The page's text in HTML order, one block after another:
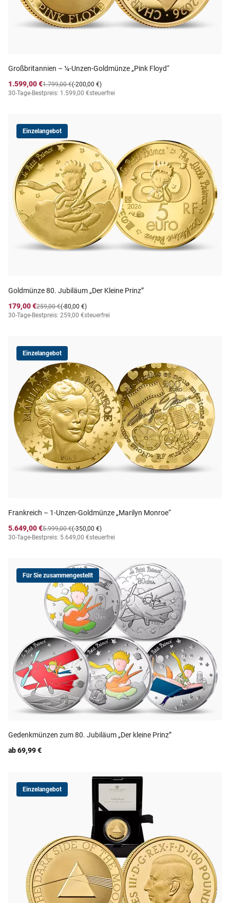
Großbritannien – ¼-Unzen-Goldmünze „Pink Floyd“
1.599,00 €
(-200,00 €)
1.799,00 €
30-Tage-Bestpreis: 1.599,00 €steuerfrei
Einzelangebot
Goldmünze 80. Jubiläum „Der Kleine Prinz”
179,00 €
(-80,00 €)
259,00 €
30-Tage-Bestpreis: 259,00 €steuerfrei
Einzelangebot
Frankreich – 1-Unzen-Goldmünze „Marilyn Monroe“
5.649,00 €
(-350,00 €)
5.999,00 €
30-Tage-Bestpreis: 5.649,00 €steuerfrei
Für Sie zusammengestellt
Gedenkmünzen zum 80. Jubiläum „Der kleine Prinz”
ab 69,99 €
Einzelangebot